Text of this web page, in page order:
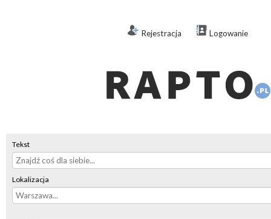
Rejestracja Logowanie
Tekst
Lokalizacja